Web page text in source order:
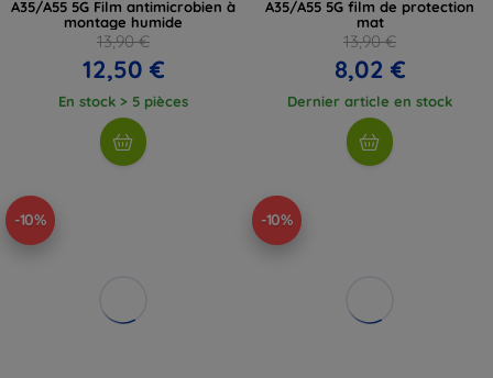
A35/A55 5G Film antimicrobien à
montage humide
13,90 €
12,50 €
En stock > 5 pièces
A35/A55 5G film de protection
mat
13,90 €
8,02 €
Dernier article en stock
-10% -10%